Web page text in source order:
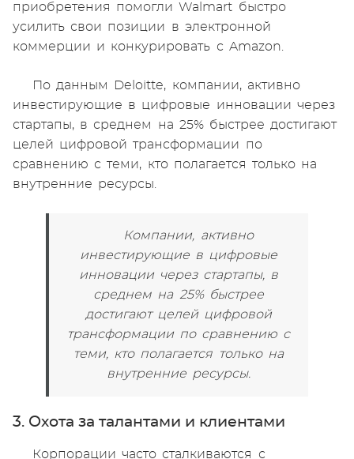
приобретения помогли Walmart быстро
усилить свои позиции в электронной
коммерции и конкурировать с Amazon.
По данным Deloitte, компании, активно
инвестирующие в цифровые инновации через
стартапы, в среднем на 25% быстрее достигают
целей цифровой трансформации по
сравнению с теми, кто полагается только на
внутренние ресурсы.
Компании, активно
инвестирующие в цифровые
инновации через стартапы, в
среднем на 25% быстрее
достигают целей цифровой
трансформации по сравнению с
теми, кто полагается только на
внутренние ресурсы.
3. Охота за талантами и клиентами
Корпорации часто сталкиваются с